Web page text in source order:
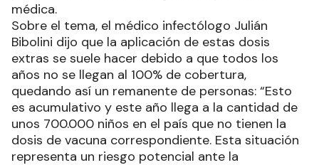
médica.
Sobre el tema, el médico infectólogo Julián
Bibolini dijo que la aplicación de estas dosis
extras se suele hacer debido a que todos los
años no se llegan al 100% de cobertura,
quedando así un remanente de personas: “Esto
es acumulativo y este año llega a la cantidad de
unos 700.000 niños en el país que no tienen la
dosis de vacuna correspondiente. Esta situación
representa un riesgo potencial ante la